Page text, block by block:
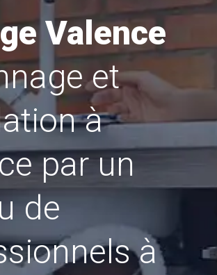
Valence
et
à
par un
de
à